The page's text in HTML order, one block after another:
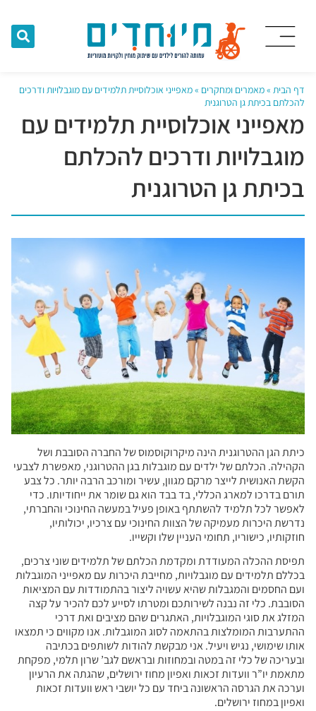
דף הבית »מאמרים ומחקרים »מאפייני אוכלוסיית תלמידים עם מוגבלויות ודרכים
להכלתם בכיתת גן הטרוגנית
מאפייני אוכלוסיית תלמידים עם
מוגבלויות ודרכים להכלתם
בכיתת גן הטרוגנית
כיתת הגן ההטרוגנית הינה מיקרוקוסמוס של החברה הסובבת ושל
הקהילה. הכלתם של ילדים עם מוגבלות בגן ההטרוגני, מאפשרת לצבעי
הקשת האנושית לייצר מרקם מגוון, עשיר ומורכב הרבה יותר. כל צבע
תורם בדרכו למארג הכללי, בד בבד הוא גם שומר את ייחודיותו. כדי
לאפשר לכל תלמיד להשתתף באופן פעיל במעשה החינוכי והחברתי,
נדרשת היכרות מעמיקה של הצוות החינוכי עם צרכיו, יכולותיו,
חוזקותיו, כישוריו, תחומי העניין שלו וקשייו.
תפיסת ההכלה המעודדת ומקדמת הכלתם של תלמידים שוני צרכים,
בכללם תלמידים עם מוגבלויות, מחייבת היכרות עם מאפייני המוגבלות
ועם החסמים והמגבלות שהיא עשויה ליצור בהתמודדות עם המציאות
הסובבת. כלי זה נבנה לשירותכם ומטרתו לסייע לכם להכיר על קצה
המזלג את סוגי המוגבלויות, האתגרים שהם מציבים ואת דרכי
ההתערבות המומלצות בהתאמה לסוג המוגבלות. אנו מקווים כי תמצאו
אותו שימושי, נגיש ויעיל. אני מבקשת להודות לשותפים בכתיבה
ובעריכה של כלי זה במטה ובמחוזות ובראשם לגב’ שרון תלמי, מפקחת
מתאמת יו”ר וועדות זכאות ואפיון מחוז ירושלים, שהגתה את הרעיון
וערכה את הגרסה הראשונה ביחד עם כל יושבי ראש וועדות זכאות
ואפיון במחוז ירושלים.